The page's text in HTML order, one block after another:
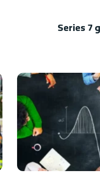
فتح باب حجز بي إم دبليو 7 Series